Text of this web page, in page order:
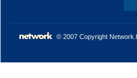
© 2007 Copyright